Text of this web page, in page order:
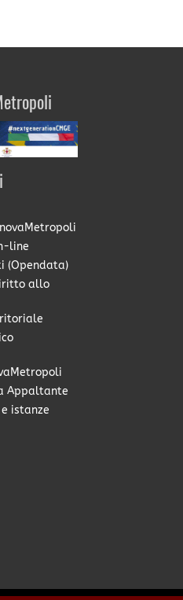
line
(Opendata)
allo
Appaltante
istanze